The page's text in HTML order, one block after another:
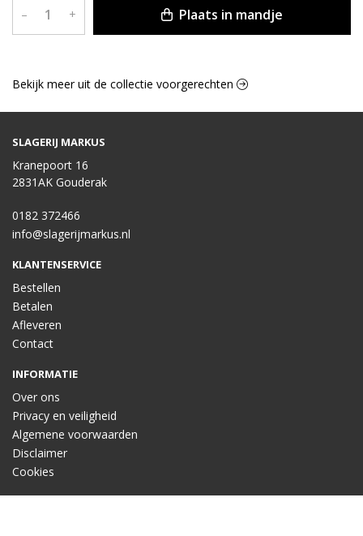
– + Plaats in mandje
Bekijk meer uit de collectie voorgerechten
SLAGERIJ MARKUS
Kranepoort 16
2831AK Gouderak
0182 372466
info@slagerijmarkus.nl
KLANTENSERVICE
Bestellen
Betalen
Afleveren
Contact
INFORMATIE
Over ons
Privacy en veiligheid
Algemene voorwaarden
Disclaimer
Cookies